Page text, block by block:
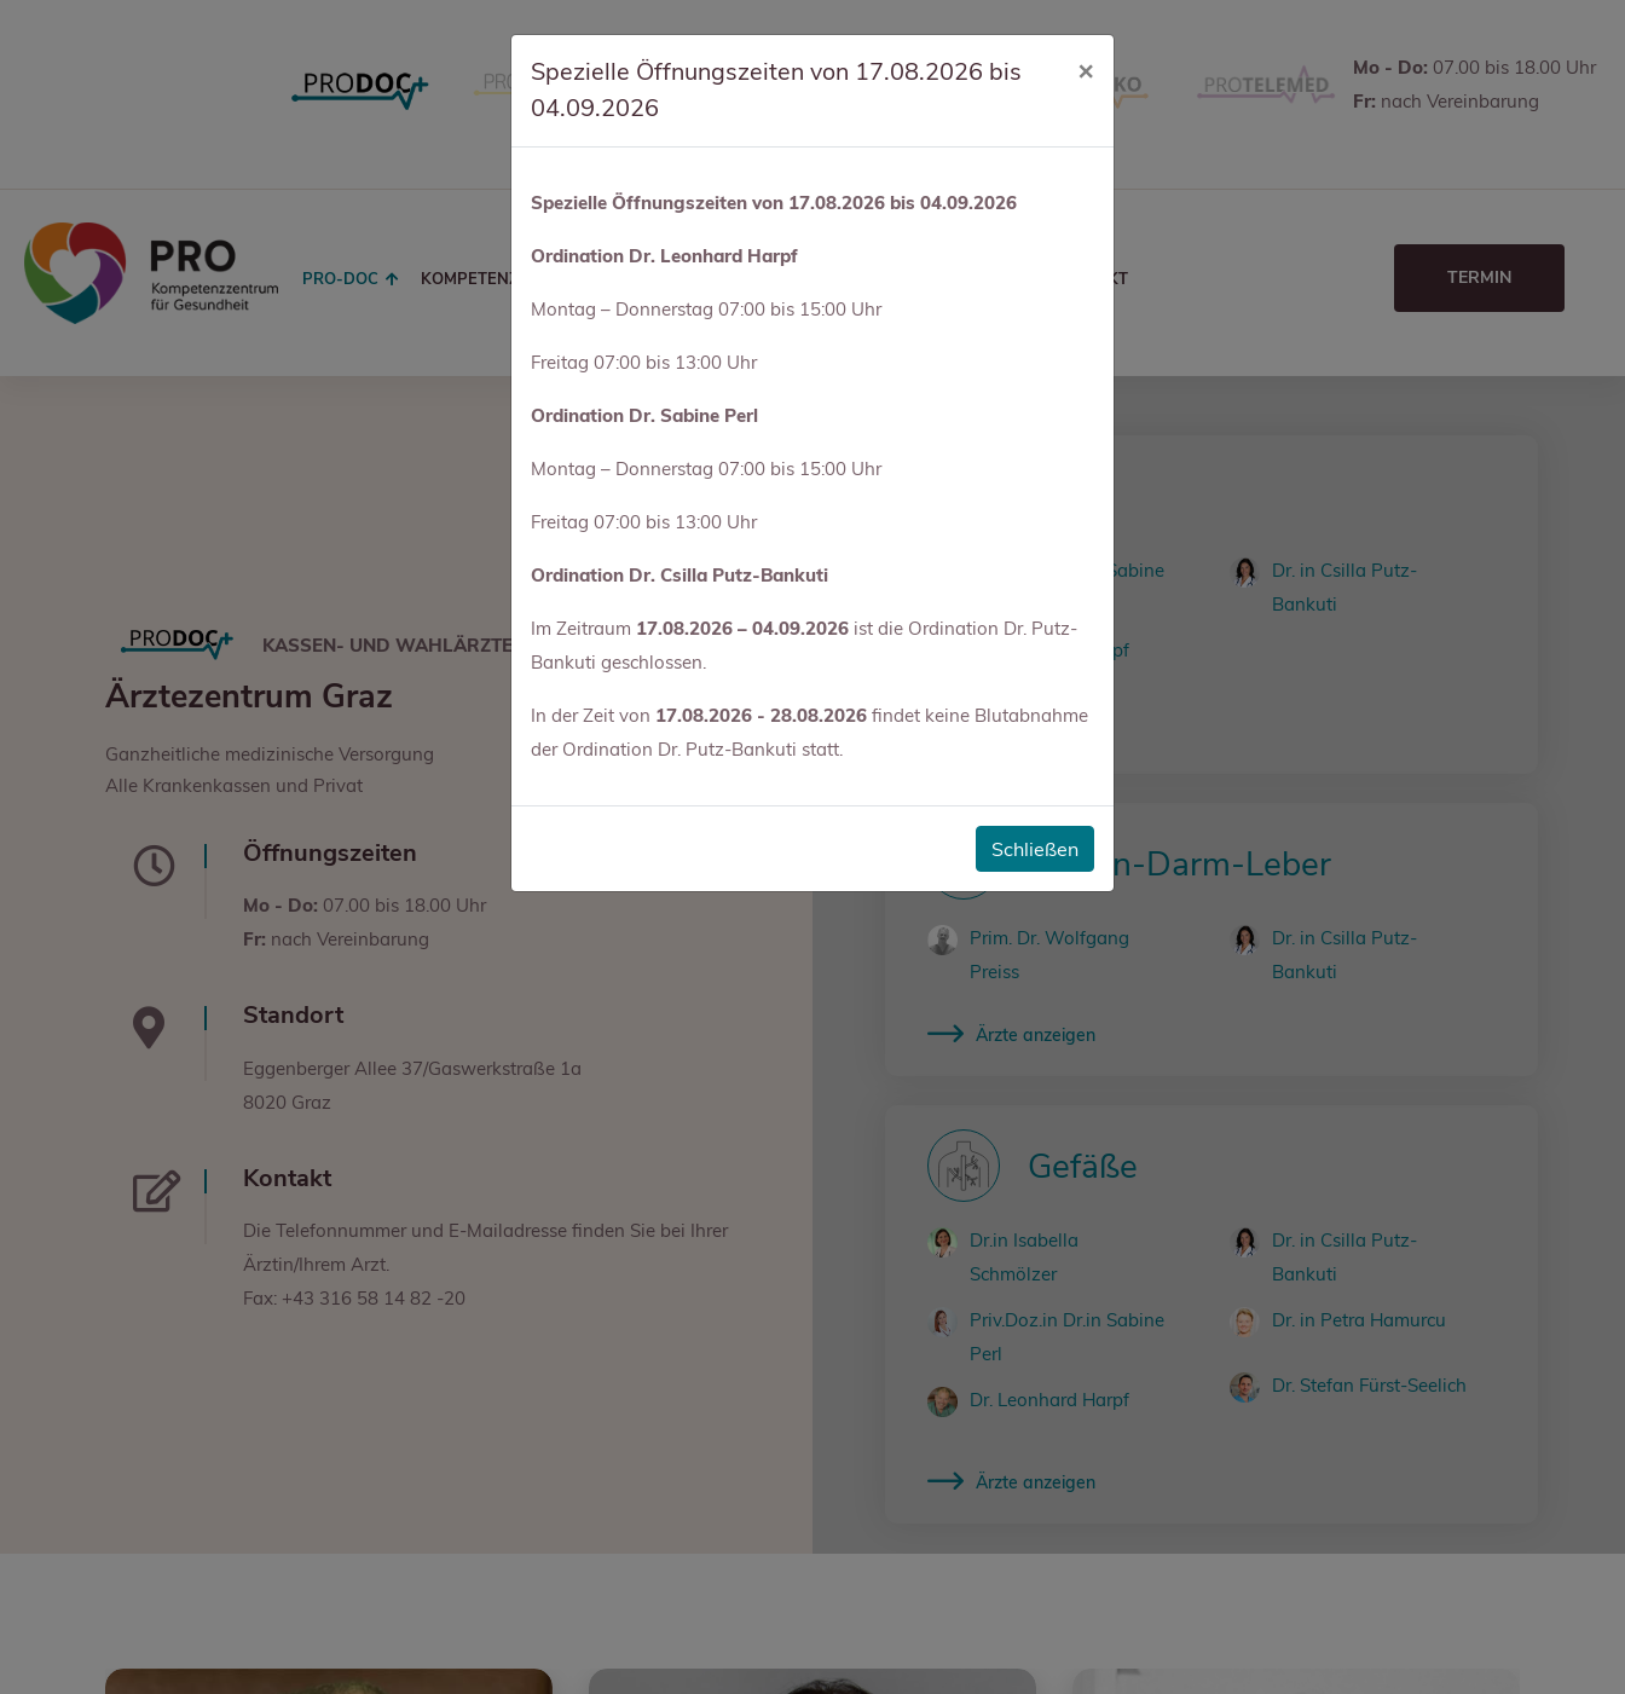
Mo - Do: 07.00 bis 18.00 Uhr
Fr: nach Vereinbarung
PRO-DOC KOMPETENZEN KONTAKT TERMIN
Spezielle Öffnungszeiten von 17.08.2026 bis
04.09.2026
×
Spezielle Öffnungszeiten von 17.08.2026 bis 04.09.2026
Ordination Dr. Leonhard Harpf
Montag – Donnerstag 07:00 bis 15:00 Uhr
Freitag 07:00 bis 13:00 Uhr
Ordination Dr. Sabine Perl
Montag – Donnerstag 07:00 bis 15:00 Uhr
Freitag 07:00 bis 13:00 Uhr
Ordination Dr. Csilla Putz-Bankuti
Im Zeitraum 17.08.2026 – 04.09.2026 ist die Ordination Dr. Putz-
Bankuti geschlossen.
In der Zeit von 17.08.2026 - 28.08.2026 findet keine Blutabnahme
der Ordination Dr. Putz-Bankuti statt.
Schließen
KASSEN- UND WAHLÄRZTE
Ärztezentrum Graz
Ganzheitliche medizinische Versorgung
Alle Krankenkassen und Privat
Öffnungszeiten
Mo - Do: 07.00 bis 18.00 Uhr
Fr: nach Vereinbarung
Standort
Eggenberger Allee 37/Gaswerkstraße 1a
8020 Graz
Kontakt
Die Telefonnummer und E-Mailadresse finden Sie bei Ihrer
Ärztin/Ihrem Arzt.
Fax: +43 316 58 14 82 -20
Priv.Doz.in Dr.in Sabine
Dr. Leonhard Harpf
Dr. in Csilla Putz-
Bankuti
Magen-Darm-Leber
Prim. Dr. Wolfgang
Preiss
Dr. in Csilla Putz-
Bankuti
Ärzte anzeigen
Gefäße
Dr.in Isabella
Schmölzer
Priv.Doz.in Dr.in Sabine
Perl
Dr. Leonhard Harpf
Dr. in Csilla Putz-
Bankuti
Dr. in Petra Hamurcu
Dr. Stefan Fürst-Seelich
Ärzte anzeigen